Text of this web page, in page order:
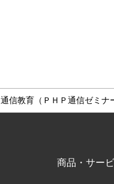
通信教育（ＰＨＰ通信ゼミナ
商品・サー